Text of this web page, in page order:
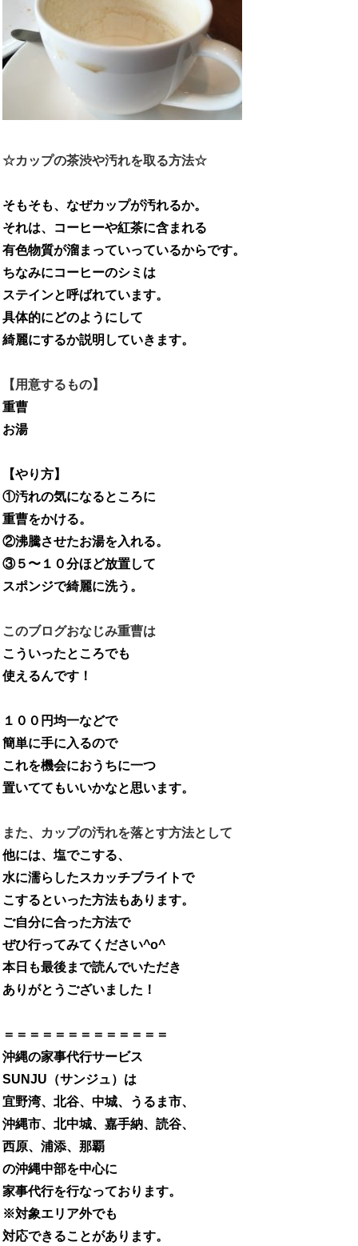
☆カップの茶渋や汚れを取る方法☆
そもそも、なぜカップが汚れるか。
それは、コーヒーや紅茶に含まれる
有色物質が溜まっていっているからです。
ちなみにコーヒーのシミは
ステインと呼ばれています。
具体的にどのようにして
綺麗にするか説明していきます。
【用意するもの】
重曹
お湯
【やり方】
①汚れの気になるところに
重曹をかける。
②沸騰させたお湯を入れる。
③５〜１０分ほど放置して
スポンジで綺麗に洗う。
このブログおなじみ重曹は
こういったところでも
使えるんです！
１００円均一などで
簡単に手に入るので
これを機会におうちに一つ
置いててもいいかなと思います。
また、カップの汚れを落とす方法として
他には、塩でこする、
水に濡らしたスカッチブライトで
こするといった方法もあります。
ご自分に合った方法で
ぜひ行ってみてください^o^
本日も最後まで読んでいただき
ありがとうございました！
＝＝＝＝＝＝＝＝＝＝＝＝＝
沖縄の家事代行サービス
SUNJU （サンジュ）は
宜野湾、北谷、中城、うるま市、
沖縄市、北中城、嘉手納、読谷、
西原、浦添、那覇
の沖縄中部を中心に
家事代行を行なっております。
※対象エリア外でも
対応できることがあります。